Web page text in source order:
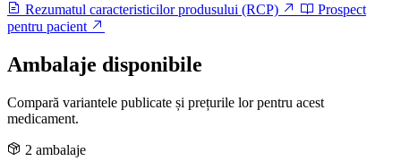
Rezumatul caracteristicilor produsului (RCP)
Prospect
pentru pacient
Ambalaje disponibile
Compară variantele publicate și prețurile lor pentru acest
medicament.
2 ambalaje